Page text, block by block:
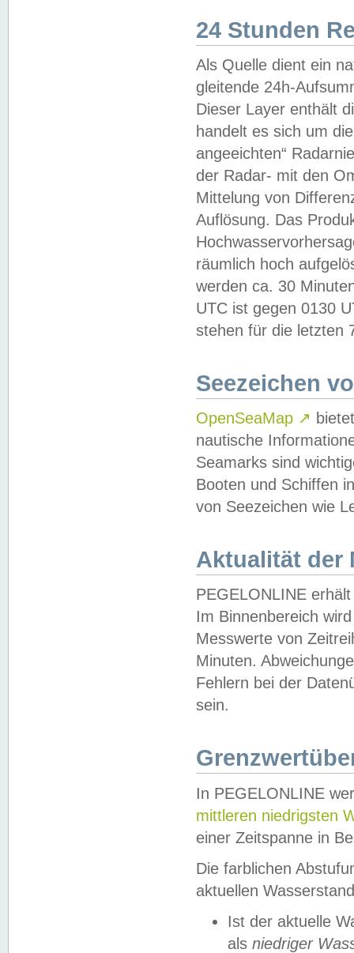
24 Stunden
Als Quelle dient ein
gleitende 24h-
Dieser Layer enthält
handelt es sich um
angeeichten“
der Radar- mit den
Mittelung von
Auflösung. Das
räumlich hoch
werden ca. 30
UTC ist gegen 0130
stehen für die letzten
Seezeichen
OpenSeaMap ↗
nautische
Seamarks sind
Booten und Schiffen
von Seezeichen wie
Aktualität der
PEGELONLINE
Im Binnenbereich
Messwerte von
Minuten.
Fehlern bei der
sein.
In PEGELONLINE
mittleren niedrigsten
einer Zeitspanne in
Die farblichen
aktuellen
Ist der aktuelle
als niedriger